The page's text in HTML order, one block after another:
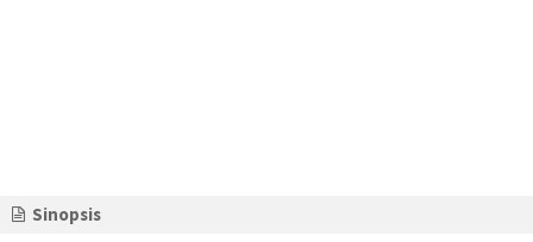
Sinopsis